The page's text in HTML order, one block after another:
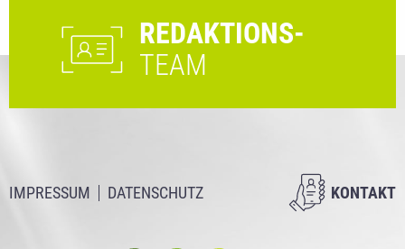
REDAKTIONS-
TEAM
IMPRESSUM DATENSCHUTZ KONTAKT